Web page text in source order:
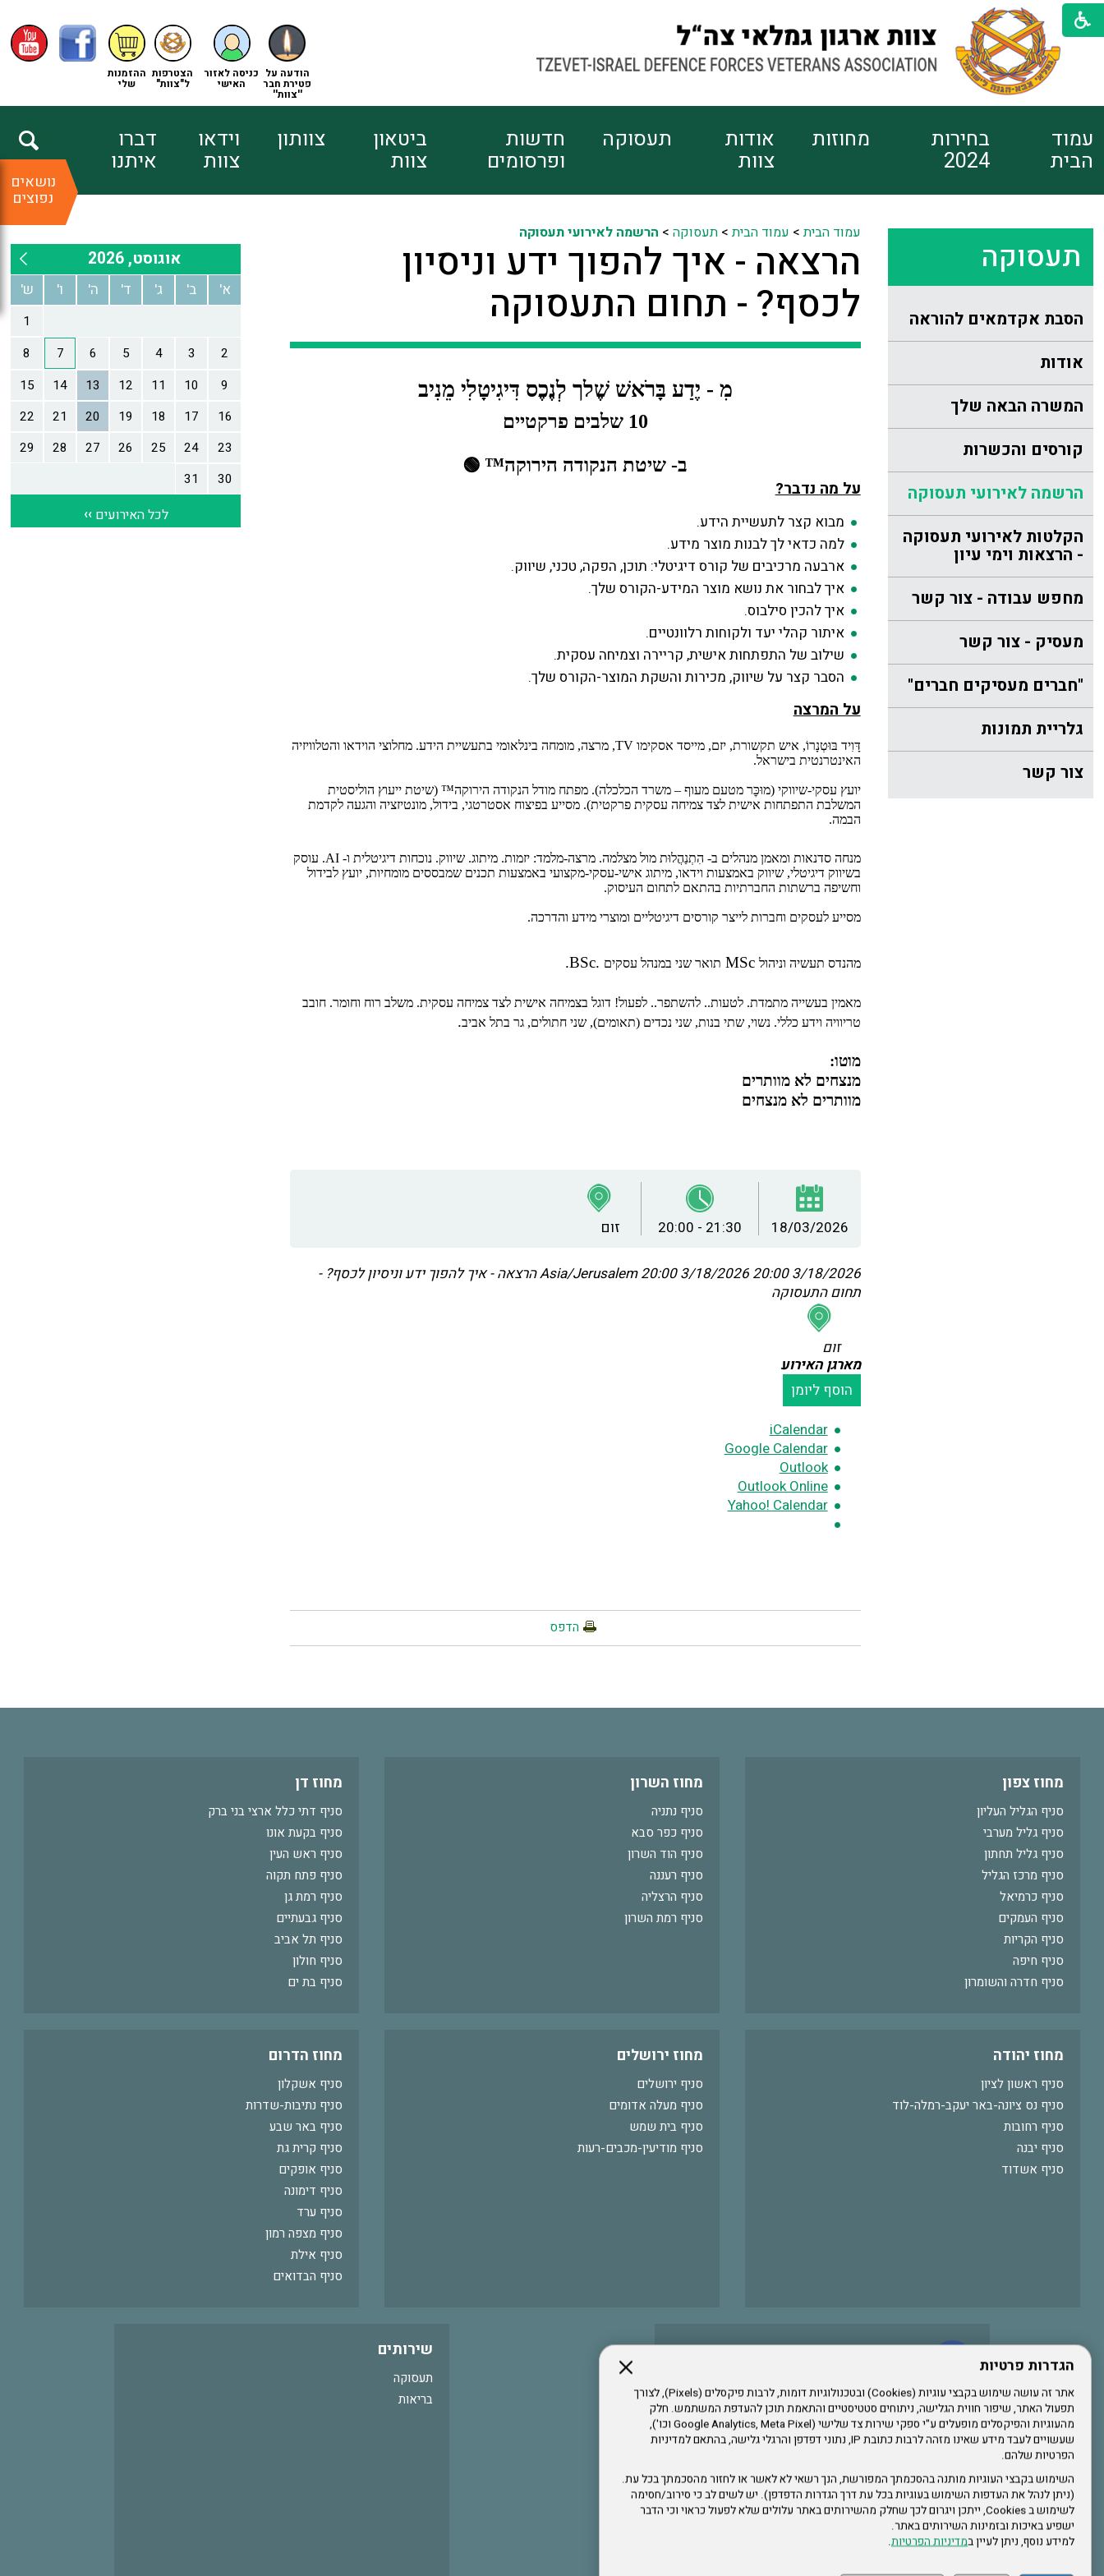
הגדרות פרטיות
אתר זה עושה שימוש בקבצי עוגיות (Cookies) ובטכנולוגיות דומות, לרבות פיקסלים (Pixels), לצורך
תפעול האתר, שיפור חווית הגלישה, ניתוחים סטטיסטיים והתאמת תוכן להעדפת המשתמש. חלק
מהעוגיות והפיקסלים מופעלים ע"י ספקי שירות צד שלישי (Google Analytics, Meta Pixel וכו'),
שעשויים לעבד מידע שאינו מזהה לרבות כתובת IP, נתוני דפדפן והרגלי גלישה, בהתאם למדיניות
הפרטיות שלהם.
השימוש בקבצי העוגיות מותנה בהסכמתך המפורשת, הנך רשאי לא לאשר או לחזור מהסכמתך בכל עת.
(ניתן לנהל את העדפות השימוש בעוגיות בכל עת דרך הגדרות הדפדפן). יש לשים לב כי סירוב/חסימה
לשימוש ב Cookies, ייתכן ויגרום לכך שחלק מהשירותים באתר עלולים שלא לפעול כראוי וכי הדבר
ישפיע באיכות ובזמינות השירותים באתר.
למידע נוסף, ניתן לעיין במדיניות הפרטיות.
ההזמנות
שלי
הצטרפות
ל"צוות"
כניסה לאזור
האישי
הודעה על
פטירת חבר
''צוות''
עמוד
הבית
בחירות
2024
מחוזות אודות
צוות
תעסוקה חדשות
ופרסומים
ביטאון
צוות
צוותון וידאו
צוות
דברו
איתנו
נושאים
נפוצים
תעסוקה
הסבת אקדמאים להוראה
אודות
המשרה הבאה שלך
קורסים והכשרות
הרשמה לאירועי תעסוקה
הקלטות לאירועי תעסוקה
- הרצאות וימי עיון
מחפש עבודה - צור קשר
מעסיק - צור קשר
"חברים מעסיקים חברים"
גלריית תמונות
צור קשר
עמוד הבית> עמוד הבית>תעסוקה > הרשמה לאירועי תעסוקה
הרצאה - איך להפוך ידע וניסיון
לכסף? - תחום התעסוקה
מִ - יֶדַע בָּרֹאשׁ שֶׁלך לְנֶכֶס דִּיגִיטָלִי מֵנִיב
10 שלבים פרקטיים
ב- שיטת הנקודה הירוקה™ 🟢
על מה נדבר?
מבוא קצר לתעשיית הידע.
למה כדאי לך לבנות מוצר מידע.
ארבעה מרכיבים של קורס דיגיטלי: תוכן, הפקה, טכני, שיווק.
איך לבחור את נושא מוצר המידע-הקורס שלך.
איך להכין סילבוס.
איתור קהלי יעד ולקוחות רלוונטיים.
שילוב של התפתחות אישית, קריירה וצמיחה עסקית.
הסבר קצר על שיווק, מכירות והשקת המוצר-הקורס שלך.
על המרצה
דָּוִיד בּוּטְנָרוֹ, איש תקשורת, יזם, מייסד אסקימוTV, מרצה, מומחה בינלאומי בתעשיית הידע. מחלוצי הוידאו והטלוויזיה
האינטרנטית בישראל.
יועץ עסקי-שיווקי (מוּכׇּר מטעם מעוף – משרד הכלכלה). מפתח מודל הנקודה הירוקה™ (שיטת ייעוץ הוליסטית
המשלבת התפתחות אישית לצד צמיחה עסקית פרקטית). מסייע בפיצוח אסטרטגי, בידול, מונטיזציה והגעה לקדמת
הבמה.
מנחה סדנאות ומאמן מנהלים ב- הִתְנַהֲלוּת מול מצלמה. מרצה-מלמד: יזמות. מיתוג. שיווק. נוכחות דיגיטלית ו- .AI עוסק
בשיווק דיגיטלי, שיווק באמצעות וידאו, מיתוג אישי-עסקי-מקצועי באמצעות תכנים שמבססים מומחיות, יועץ לבידול
וחשיפה ברשתות החברתיות בהתאם לתחום העיסוק.
מסייע לעסקים וחברות לייצר קורסים דיגיטליים ומוצרי מידע והדרכה.
מהנדס תעשיה וניהול BSc. תואר שני במנהל עסקים MSc.
מאמין בעשייה מתמדת. לטעות.. להשתפר.. לפעול! דוגל בצמיחה אישית לצד צמיחה עסקית. משלב רוח וחומר. חובב
טריוויה וידע כללי. נשוי, שתי בנות, שני נכדים (תאומים), שני חתולים, גר בתל אביב.
מוטו:
מנצחים לא מוותרים
מוותרים לא מנצחים
18/03/2026
20:00 - 21:30 זום
3/18/2026 20:00
3/18/2026 20:00
Asia/Jerusalemהרצאה - איך להפוך ידע וניסיון לכסף? -
תחום התעסוקה
זום
מארגן האירוע
הוסף ליומן
iCalendar
Google Calendar
Outlook
Outlook Online
Yahoo! Calendar
הדפס
מחוז צפון
סניף הגליל העליון
סניף גליל מערבי
סניף גליל תחתון
סניף מרכז הגליל
סניף כרמיאל
סניף העמקים
סניף הקריות
סניף חיפה
סניף חדרה והשומרון
מחוז השרון
סניף נתניה
סניף כפר סבא
סניף הוד השרון
סניף רעננה
סניף הרצליה
סניף רמת השרון
מחוז דן
סניף דתי כלל ארצי בני ברק
סניף בקעת אונו
סניף ראש העין
סניף פתח תקוה
סניף רמת גן
סניף גבעתיים
סניף תל אביב
סניף חולון
סניף בת ים
מחוז יהודה
סניף ראשון לציון
סניף נס ציונה-באר יעקב-רמלה-לוד
סניף רחובות
סניף יבנה
סניף אשדוד
מחוז ירושלים
סניף ירושלים
סניף מעלה אדומים
סניף בית שמש
סניף מודיעין-מכבים-רעות
מחוז הדרום
סניף אשקלון
סניף נתיבות-שדרות
סניף באר שבע
סניף קרית גת
סניף אופקים
סניף דימונה
סניף ערד
סניף מצפה רמון
סניף אילת
סניף הבדואים
הרשמו לערוץ היוטיוב שלנו
אתר צה"ל
שירותים
תעסוקה
בריאות